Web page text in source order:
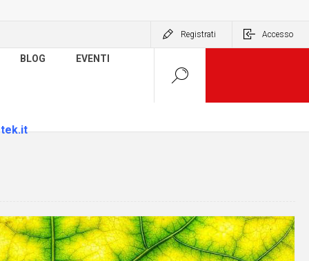
Registrati Accesso
BLOG
EVENTI